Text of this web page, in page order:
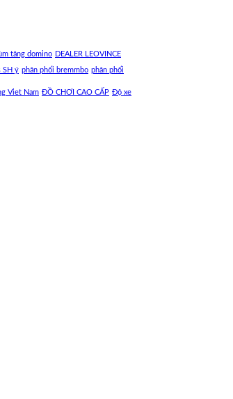
tăng domino DEALER LEOVINCE
SH ý phân phối bremmbo phân phối
Viet Nam ĐỒ CHƠI CAO CẤP Độ xe